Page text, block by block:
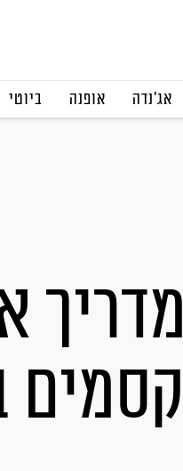
אג׳נדה אופנה ביוטי
מדריך
קסמים